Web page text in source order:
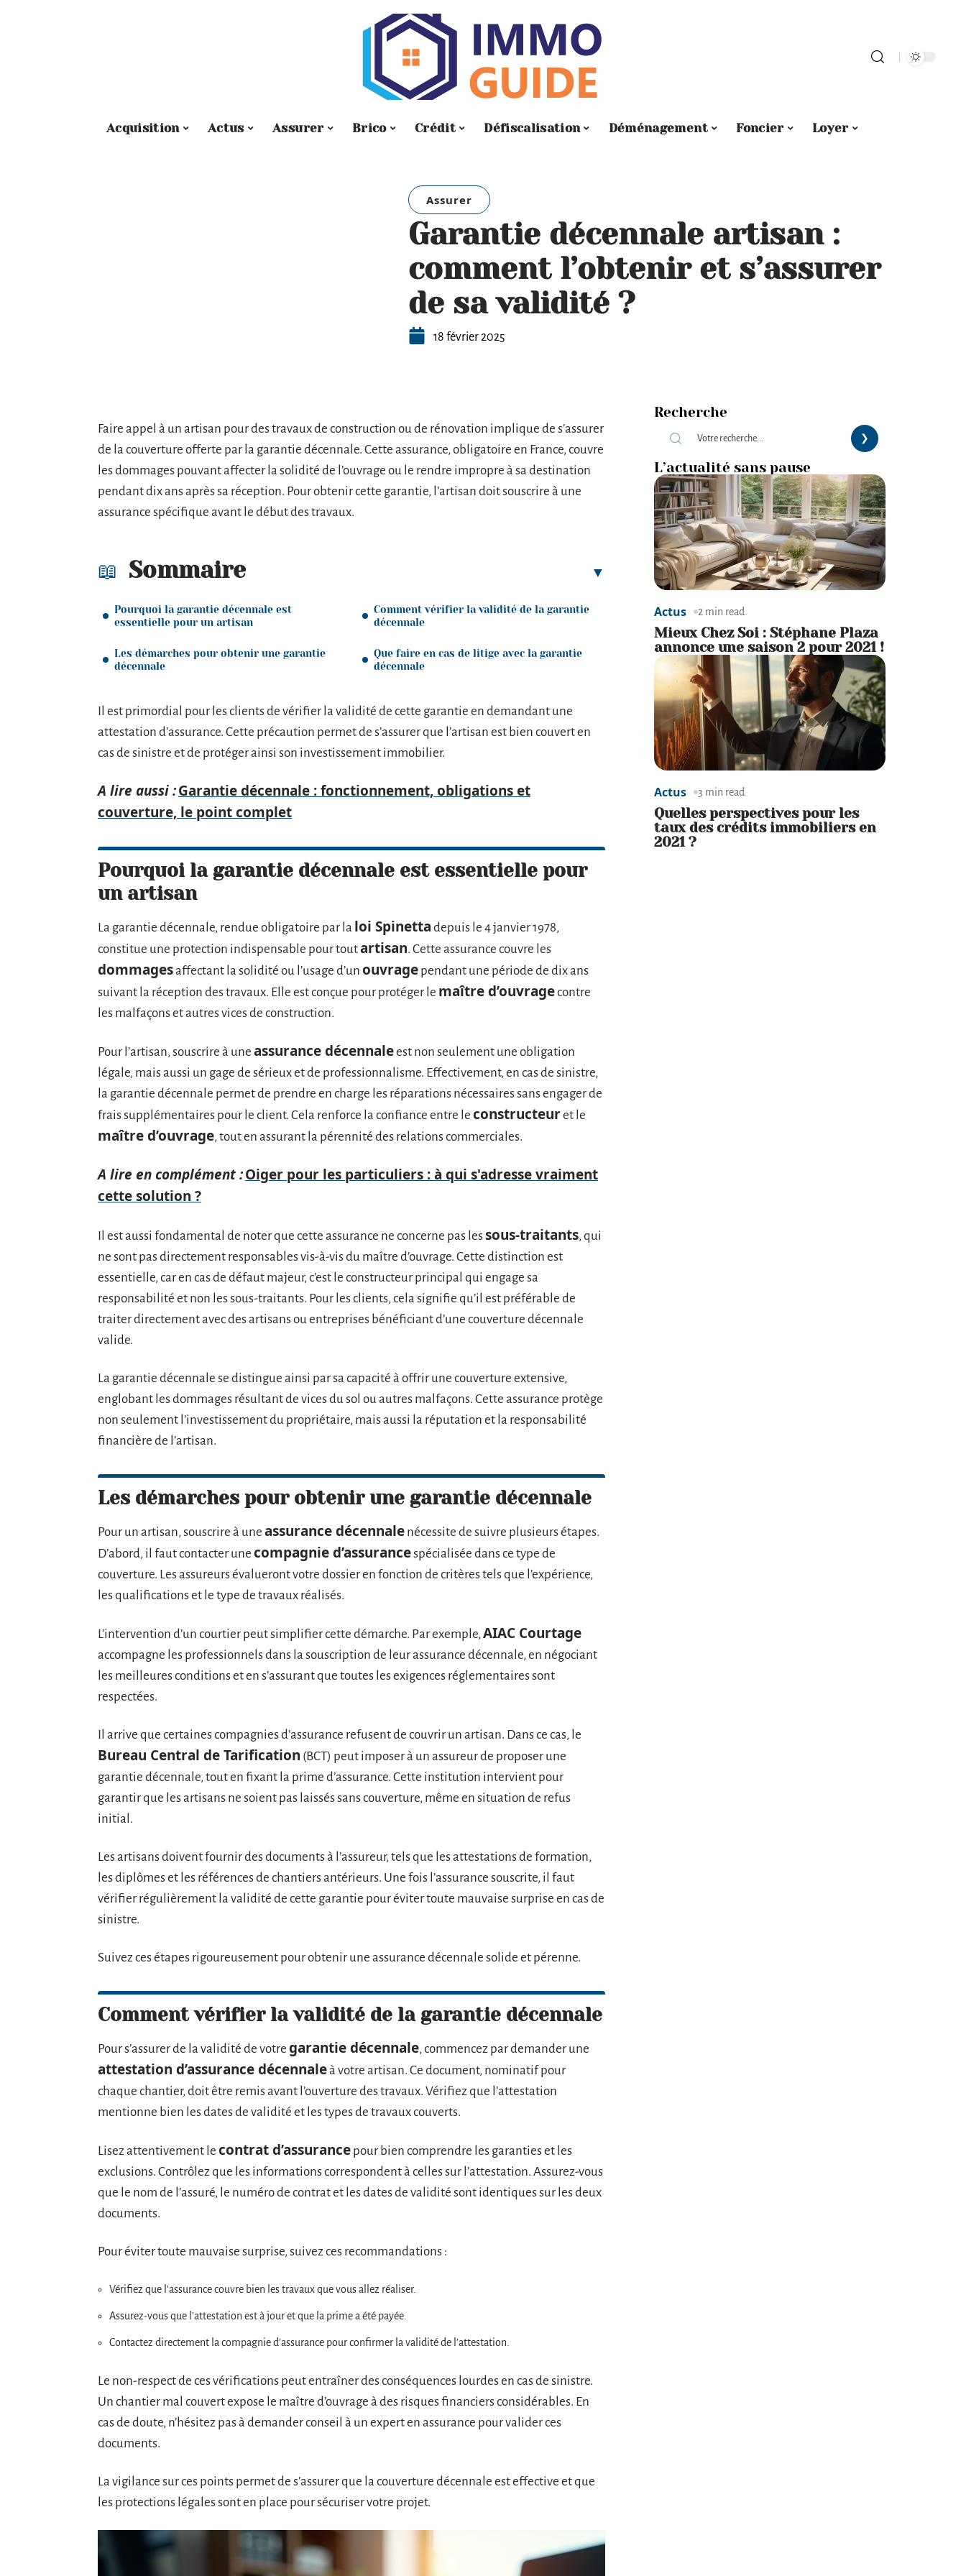
Acquisition Actus Assurer Brico Crédit Défiscalisation Déménagement Foncier Loyer
Assurer
Garantie décennale artisan :
comment l’obtenir et s’assurer
de sa validité ?
18 février 2025
Faire appel à un artisan pour des travaux de construction ou de rénovation implique de s’assurer
de la couverture offerte par la garantie décennale. Cette assurance, obligatoire en France, couvre
les dommages pouvant affecter la solidité de l’ouvrage ou le rendre impropre à sa destination
pendant dix ans après sa réception. Pour obtenir cette garantie, l’artisan doit souscrire à une
assurance spécifique avant le début des travaux.
Sommaire
Pourquoi la garantie décennale est
essentielle pour un artisan
Les démarches pour obtenir une garantie
décennale
Comment vérifier la validité de la garantie
décennale
Que faire en cas de litige avec la garantie
décennale
Il est primordial pour les clients de vérifier la validité de cette garantie en demandant une
attestation d’assurance. Cette précaution permet de s’assurer que l’artisan est bien couvert en
cas de sinistre et de protéger ainsi son investissement immobilier.
A lire aussi :Garantie décennale : fonctionnement, obligations et
couverture, le point complet
Pourquoi la garantie décennale est essentielle pour
un artisan
La garantie décennale, rendue obligatoire par la loi Spinetta depuis le 4 janvier 1978,
constitue une protection indispensable pour toutartisan. Cette assurance couvre les
dommagesaffectant la solidité ou l’usage d’un ouvrage pendant une période de dix ans
suivant la réception des travaux. Elle est conçue pour protéger le maître d’ouvragecontre
les malfaçons et autres vices de construction.
Pour l’artisan, souscrire à une assurance décennaleest non seulement une obligation
légale, mais aussi un gage de sérieux et de professionnalisme. Effectivement, en cas de sinistre,
la garantie décennale permet de prendre en charge les réparations nécessaires sans engager de
frais supplémentaires pour le client. Cela renforce la confiance entre le constructeuret le
maître d’ouvrage, tout en assurant la pérennité des relations commerciales.
A lire en complément :Oiger pour les particuliers : à qui s'adresse vraiment
cette solution ?
Il est aussi fondamental de noter que cette assurance ne concerne pas lessous-traitants, qui
ne sont pas directement responsables vis-à-vis du maître d’ouvrage. Cette distinction est
essentielle, car en cas de défaut majeur, c’est le constructeur principal qui engage sa
responsabilité et non les sous-traitants. Pour les clients, cela signifie qu’il est préférable de
traiter directement avec des artisans ou entreprises bénéficiant d’une couverture décennale
valide.
La garantie décennale se distingue ainsi par sa capacité à offrir une couverture extensive,
englobant les dommages résultant de vices du sol ou autres malfaçons. Cette assurance protège
non seulement l’investissement du propriétaire, mais aussi la réputation et la responsabilité
financière de l’artisan.
Les démarches pour obtenir une garantie décennale
Pour un artisan, souscrire à une assurance décennale nécessite de suivre plusieurs étapes.
D’abord, il faut contacter une compagnie d’assurancespécialisée dans ce type de
couverture. Les assureurs évalueront votre dossier en fonction de critères tels que l’expérience,
les qualifications et le type de travaux réalisés.
L’intervention d’un courtier peut simplifier cette démarche. Par exemple, AIAC Courtage
accompagne les professionnels dans la souscription de leur assurance décennale, en négociant
les meilleures conditions et en s’assurant que toutes les exigences réglementaires sont
respectées.
Il arrive que certaines compagnies d’assurance refusent de couvrir un artisan. Dans ce cas, le
Bureau Central de Tarification (BCT) peut imposer à un assureur de proposer une
garantie décennale, tout en fixant la prime d’assurance. Cette institution intervient pour
garantir que les artisans ne soient pas laissés sans couverture, même en situation de refus
initial.
Les artisans doivent fournir des documents à l’assureur, tels que les attestations de formation,
les diplômes et les références de chantiers antérieurs. Une fois l’assurance souscrite, il faut
vérifier régulièrement la validité de cette garantie pour éviter toute mauvaise surprise en cas de
sinistre.
Suivez ces étapes rigoureusement pour obtenir une assurance décennale solide et pérenne.
Comment vérifier la validité de la garantie décennale
Pour s’assurer de la validité de votre garantie décennale, commencez par demander une
attestation d’assurance décennaleà votre artisan. Ce document, nominatif pour
chaque chantier, doit être remis avant l’ouverture des travaux. Vérifiez que l’attestation
mentionne bien les dates de validité et les types de travaux couverts.
Lisez attentivement le contrat d’assurance pour bien comprendre les garanties et les
exclusions. Contrôlez que les informations correspondent à celles sur l’attestation. Assurez-vous
que le nom de l’assuré, le numéro de contrat et les dates de validité sont identiques sur les deux
documents.
Pour éviter toute mauvaise surprise, suivez ces recommandations :
Vérifiez que l’assurance couvre bien les travaux que vous allez réaliser.
Assurez-vous que l’attestation est à jour et que la prime a été payée.
Contactez directement la compagnie d’assurance pour confirmer la validité de l’attestation.
Le non-respect de ces vérifications peut entraîner des conséquences lourdes en cas de sinistre.
Un chantier mal couvert expose le maître d’ouvrage à des risques financiers considérables. En
cas de doute, n’hésitez pas à demander conseil à un expert en assurance pour valider ces
documents.
La vigilance sur ces points permet de s’assurer que la couverture décennale est effective et que
les protections légales sont en place pour sécuriser votre projet.
Recherche
L’actualité sans pause
Actus 2 min read
Mieux Chez Soi : Stéphane Plaza
annonce une saison 2 pour 2021 !
Actus 3 min read
Quelles perspectives pour les
taux des crédits immobiliers en
2021 ?